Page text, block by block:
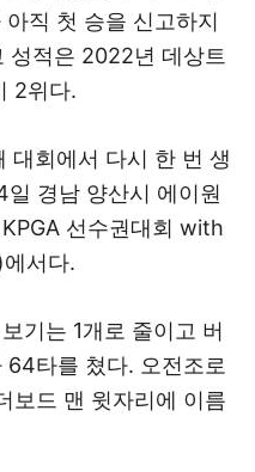
직 첫 승을 신고하지
성적은 2022년 데상트
2위다.
대회에서 다시 한 번 생
경남 양산시 에이원
선수권대회 with
서다.
기는 1개로 줄이고 버
타를 쳤다. 오전조로
보드 맨 윗자리에 이름